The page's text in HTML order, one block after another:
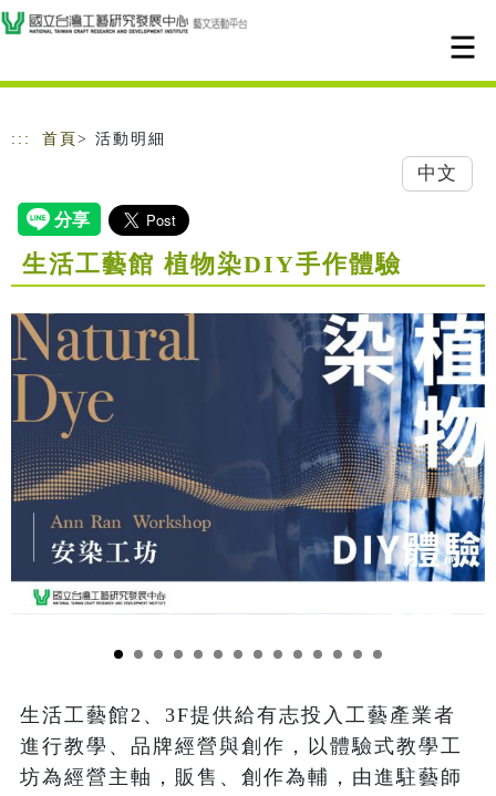
跳到主要內容
網站導覽
::: 首頁 > 活動明細
中文
生活工藝館 植物染DIY手作體驗
生活工藝館2、3F提供給有志投入工藝產業者
進行教學、品牌經營與創作，以體驗式教學工
坊為經營主軸，販售、創作為輔，由進駐藝師